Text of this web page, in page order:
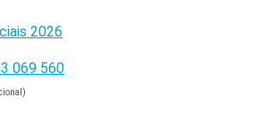
2026
069 560